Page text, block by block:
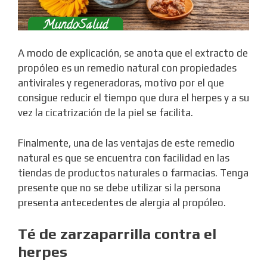
A modo de explicación, se anota que el extracto de
propóleo es un remedio natural con propiedades
antivirales y regeneradoras, motivo por el que
consigue reducir el tiempo que dura el herpes y a su
vez la cicatrización de la piel se facilita.
Finalmente, una de las ventajas de este remedio
natural es que se encuentra con facilidad en las
tiendas de productos naturales o farmacias. Tenga
presente que no se debe utilizar si la persona
presenta antecedentes de alergia al propóleo.
Té de zarzaparrilla contra el
herpes